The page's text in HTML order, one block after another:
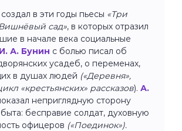
создал в эти годы пьесы «Три
сад», в которых отразил
в начале века социальные
И. А. Бунин с болью писал об
усадеб, о переменах,
в душах людей («Деревня»,
«крестьянских» рассказов). А.
неприглядную сторону
бесправие солдат, духовную
офицеров («Поединок»).